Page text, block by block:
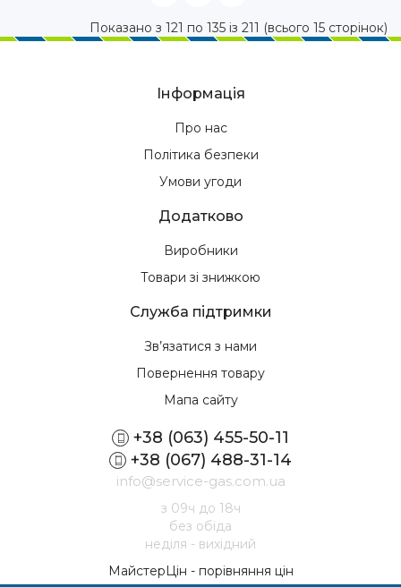
Показано з 121 по 135 із 211 (всього 15 сторінок)
Інформація
Про нас
Політика безпеки
Умови угоди
Додатково
Виробники
Товари зі знижкою
Служба підтримки
Зв’язатися з нами
Повернення товару
Мапа сайту
+38 (063) 455-50-11
+38 (067) 488-31-14
info@service-gas.com.ua
з 09ч до 18ч
без обіда
неділя - вихідний
МайстерЦін - порівняння цін